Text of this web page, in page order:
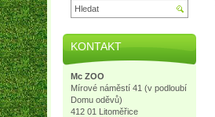
KONTAKT
Mc ZOO
Mírové náměstí 41 (v podloubí
Domu oděvů)
412 01 Litoměřice